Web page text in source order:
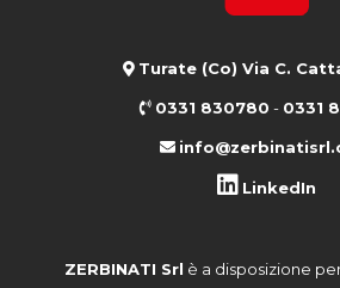
Turate (Co) Via C.
0331 830780 - 0331
LinkedIn
ZERBINATI Srl è a disposizione